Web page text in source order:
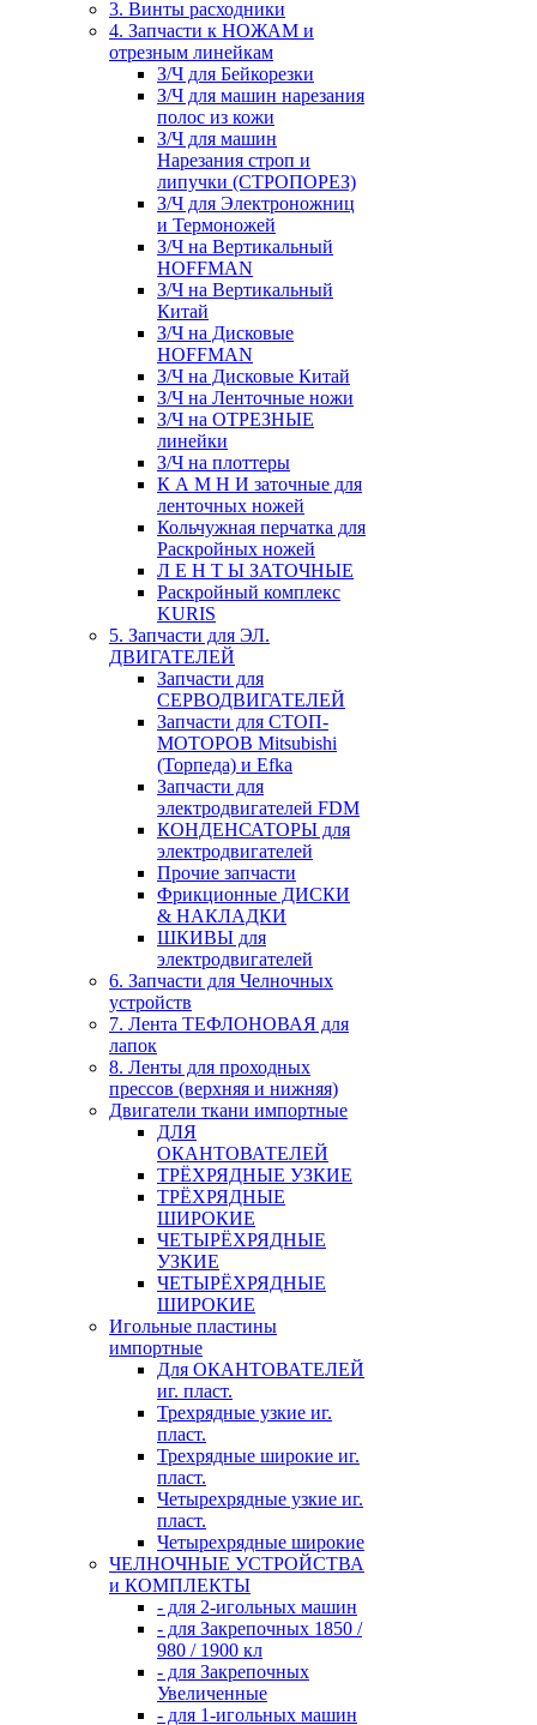
3. Винты расходники
4. Запчасти к НОЖАМ и
отрезным линейкам
З/Ч для Бейкорезки
З/Ч для машин нарезания
полос из кожи
З/Ч для машин
Нарезания строп и
липучки (СТРОПОРЕЗ)
З/Ч для Электроножниц
и Термоножей
З/Ч на Вертикальный
HOFFMAN
З/Ч на Вертикальный
Китай
З/Ч на Дисковые
HOFFMAN
З/Ч на Дисковые Китай
З/Ч на Ленточные ножи
З/Ч на ОТРЕЗНЫЕ
линейки
З/Ч на плоттеры
К А М Н И заточные для
ленточных ножей
Кольчужная перчатка для
Раскройных ножей
Л Е Н Т Ы ЗАТОЧНЫЕ
Раскройный комплекс
KURIS
5. Запчасти для ЭЛ.
ДВИГАТЕЛЕЙ
Запчасти для
СЕРВОДВИГАТЕЛЕЙ
Запчасти для СТОП-
МОТОРОВ Mitsubishi
(Торпеда) и Efka
Запчасти для
электродвигателей FDM
КОНДЕНСАТОРЫ для
электродвигателей
Прочие запчасти
Фрикционные ДИСКИ
& НАКЛАДКИ
ШКИВЫ для
электродвигателей
6. Запчасти для Челночных
устройств
7. Лента ТЕФЛОНОВАЯ для
лапок
8. Ленты для проходных
прессов (верхняя и нижняя)
Двигатели ткани импортные
ДЛЯ
ОКАНТОВАТЕЛЕЙ
ТРЁХРЯДНЫЕ УЗКИЕ
ТРЁХРЯДНЫЕ
ШИРОКИЕ
ЧЕТЫРЁХРЯДНЫЕ
УЗКИЕ
ЧЕТЫРЁХРЯДНЫЕ
ШИРОКИЕ
Игольные пластины
импортные
Для ОКАНТОВАТЕЛЕЙ
иг. пласт.
Трехрядные узкие иг.
пласт.
Трехрядные широкие иг.
пласт.
Четырехрядные узкие иг.
пласт.
Четырехрядные широкие
ЧЕЛНОЧНЫЕ УСТРОЙСТВА
и КОМПЛЕКТЫ
- для 2-игольных машин
- для Закрепочных 1850 /
980 / 1900 кл
- для Закрепочных
Увеличенные
- для 1-игольных машин